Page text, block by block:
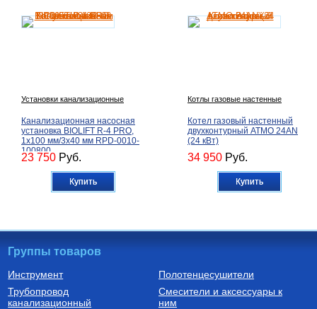
Установки канализационные
Канализационная насосная
установка BIOLIFT R-4 PRO,
1х100 мм/3х40 мм RPD-0010-
100800
23 750 Руб.
Купить
Котлы газовые настенные
Котел газовый настенный
двухконтурный ATMO 24AN
(24 кВт)
34 950 Руб.
Купить
Автоматика для насосов Котлы газовые настенные
Группы товаров
Инструмент
Трубопровод
канализационный
Полотенцесушители
Смесители и аксессуары к
ним